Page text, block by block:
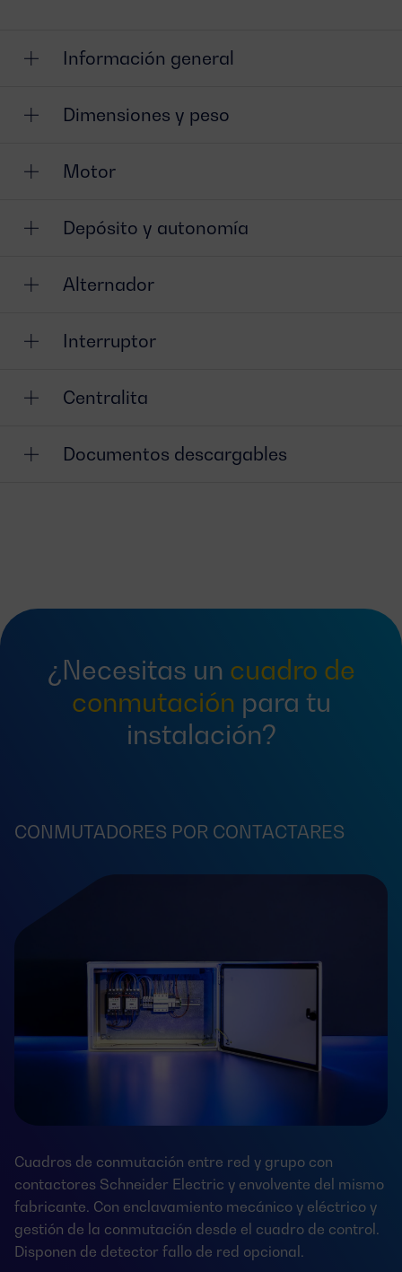
Información general
Dimensiones y peso
Motor
Depósito y autonomía
Alternador
Interruptor
Centralita
Documentos descargables
¿Necesitas un cuadro de
conmutación para tu
instalación?
CONMUTADORES POR CONTACTARES
Cuadros de conmutación entre red y grupo con
contactores Schneider Electric y envolvente del mismo
fabricante. Con enclavamiento mecánico y eléctrico y
gestión de la conmutación desde el cuadro de control.
Disponen de detector fallo de red opcional.